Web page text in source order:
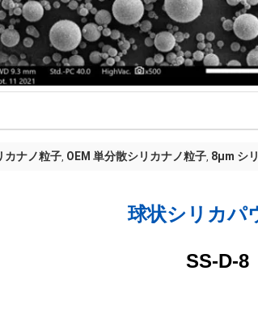
カナノ粒子, OEM 単分散シリカナノ粒子, 8μm シ
球状シリカパ
SS-D-8